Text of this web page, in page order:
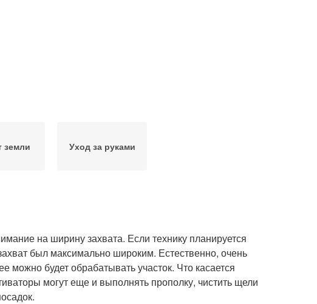
земли Уход за руками
на ширину захвата. Если технику планируется
был максимально широким. Естественно, очень
будет обрабатывать участок. Что касается
могут еще и выполнять прополку, чистить щели